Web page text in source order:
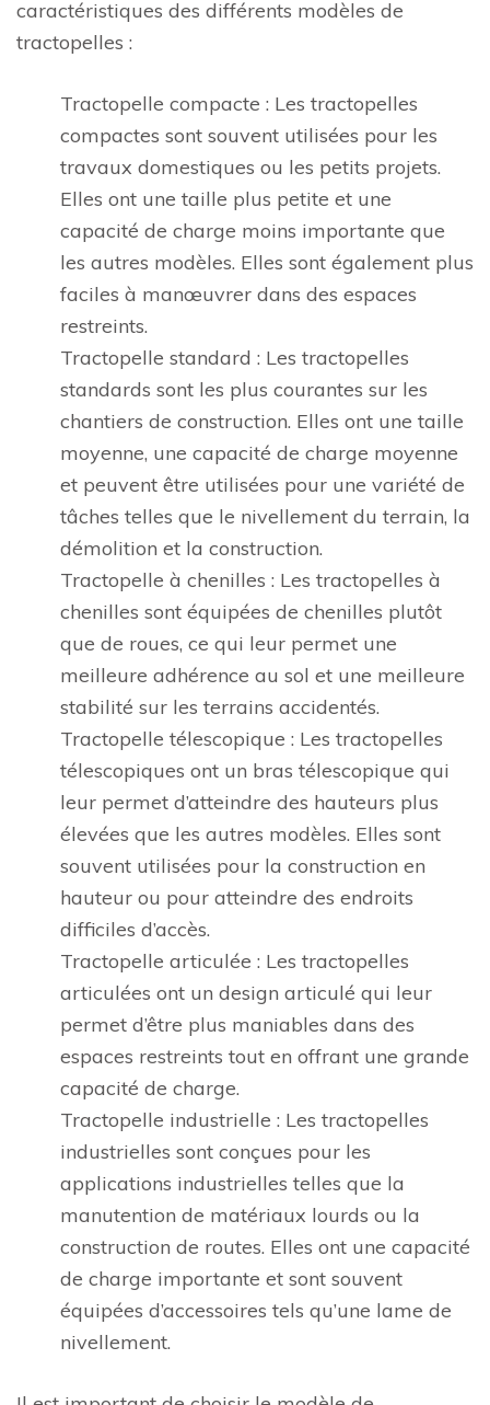
caractéristiques des différents modèles de
tractopelles :
Tractopelle compacte : Les tractopelles
compactes sont souvent utilisées pour les
travaux domestiques ou les petits projets.
Elles ont une taille plus petite et une
capacité de charge moins importante que
les autres modèles. Elles sont également plus
faciles à manœuvrer dans des espaces
restreints.
Tractopelle standard : Les tractopelles
standards sont les plus courantes sur les
chantiers de construction. Elles ont une taille
moyenne, une capacité de charge moyenne
et peuvent être utilisées pour une variété de
tâches telles que le nivellement du terrain, la
démolition et la construction.
Tractopelle à chenilles : Les tractopelles à
chenilles sont équipées de chenilles plutôt
que de roues, ce qui leur permet une
meilleure adhérence au sol et une meilleure
stabilité sur les terrains accidentés.
Tractopelle télescopique : Les tractopelles
télescopiques ont un bras télescopique qui
leur permet d’atteindre des hauteurs plus
élevées que les autres modèles. Elles sont
souvent utilisées pour la construction en
hauteur ou pour atteindre des endroits
difficiles d’accès.
Tractopelle articulée : Les tractopelles
articulées ont un design articulé qui leur
permet d’être plus maniables dans des
espaces restreints tout en offrant une grande
capacité de charge.
Tractopelle industrielle : Les tractopelles
industrielles sont conçues pour les
applications industrielles telles que la
manutention de matériaux lourds ou la
construction de routes. Elles ont une capacité
de charge importante et sont souvent
équipées d’accessoires tels qu’une lame de
nivellement.